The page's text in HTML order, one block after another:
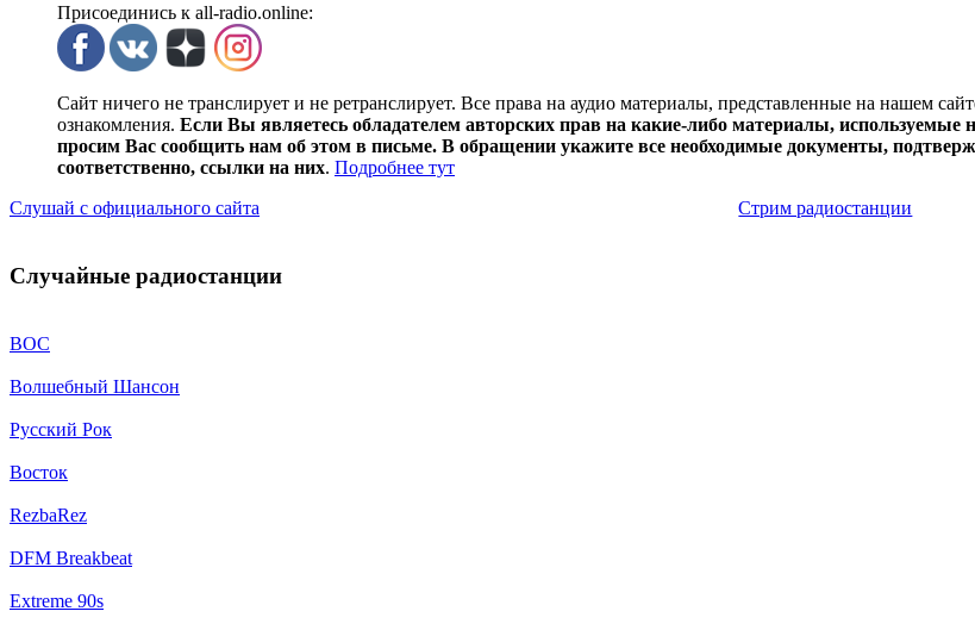
Присоединись к all-radio.online:
Сайт ничего не транслирует и не ретранслирует. Все права на аудио материалы, представленные на нашем
ознакомления. Если Вы являетесь обладателем авторских прав на какие-либо материалы, используемые
просим Вас сообщить нам об этом в письме. В обращении укажите все необходимые документы,
соответственно, ссылки на них. Подробнее тут
Слушай с официального сайта
Стрим радиостанции
Случайные радиостанции
ВОС
Волшебный Шансон
Русский Рок
Восток
RezbaRez
DFM Breakbeat
Extreme 90s